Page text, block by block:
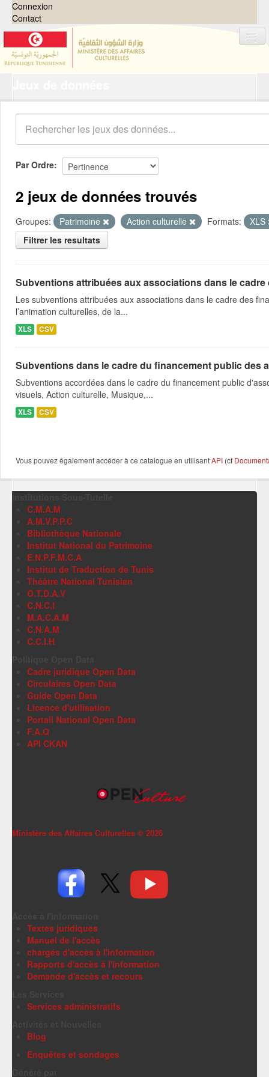
Connexion
Contact
Organisations
Groupes
Demandes 0
À propos
Par Ordre
2 jeux de données trouvés
Groupes: Patrimoine Action culturelle Formats:
XLS
Filtrer les resultats
Subventions attribuées aux associations dans le
Les subventions attribuées aux associations dans le cadre des
l’animation culturelles, de la...
XLS CSV
Subventions dans le cadre du financement public des
Subventions accordées dans le cadre du financement public
visuels, Action culturelle, Musique,...
XLS CSV
Vous pouvez également accéder à ce catalogue en utilisantAPI (cf
C.M.A.M
A.M.V.P.P.C
Bibliothèque Nationale
Institut National du Patrimoine
E.N.P.F.M.C.A
Institut de Traduction de Tunis
Théâtre National Tunisien
O.T.D.A.V
C.N.C.I
M.A.C.A.M
C.N.A.M
C.C.I.H
Cadre juridique Open Data
Circulaires Open Data
Guide Open Data
Licence d'utilisation
Portail National Open Data
F.A.Q
API CKAN
Ministère des Affaires Culturelles © 2026
Textes juridiques
Manuel de l'accès
chargés d'accès à l'information
Rapports d'accès à l'information
Demande d'accès et recours
Services administratifs
Blog
Enquêtes et sondages